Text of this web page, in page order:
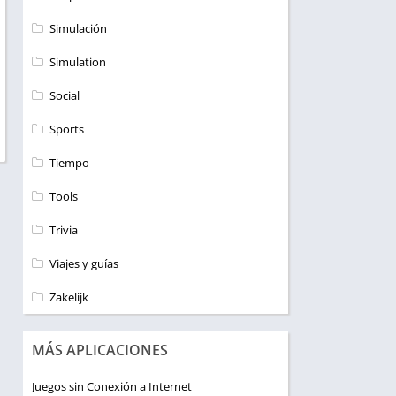
Simulación
Simulation
Social
Sports
Tiempo
Tools
Trivia
Viajes y guías
Zakelijk
MÁS APLICACIONES
Juegos sin Conexión a Internet